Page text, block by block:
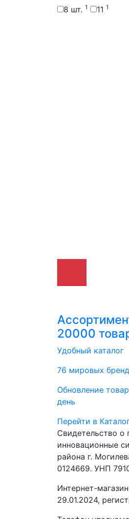
8 шт. 1 11 1
20000
Удобный каталог
76 мировых
Обновление
день
Перейти в
Свидетельство о
инновационные
района г.
0124669. УНП
Интернет-
29.01.2024,